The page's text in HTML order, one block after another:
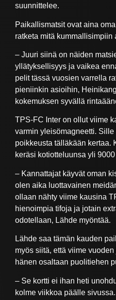
suunnittelee.
Paikallismatsit ovat aina
ratketa mitä kummallisimpiin
– Juuri siinä on näiden
yllätyksellisyys ja vaikea
pelit tässä vuosien varrella
pieniinkin asioihin,
kokemuksen syvällä
TPS-FC Inter on ollut viime
varmin yleisömagneetti.
poikkeusta tälläkään kertaa.
keräsi kotiotteluunsa yli
– Kannattajat käyvät oman
olen aika luottavainen
ollaan nähty viime kausina
hienoimpia tifoja ja jotain
odotellaan, Lähde myöntää.
Lähde saa tämän kauden
myös siitä, että viime
hänen osaltaan puolitiehen
– Se kortti ei ihan heti
kolme viikkoa päälle